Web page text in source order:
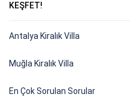
KEŞFET!
Antalya Kiralık Villa
Muğla Kiralık Villa
En Çok Sorulan Sorular